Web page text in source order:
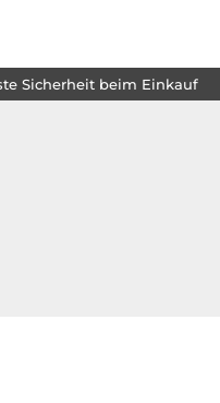
Sicherheit beim Einkauf